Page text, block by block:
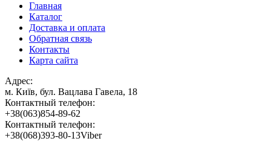
Главная
Каталог
Доставка и оплата
Обратная связь
Контакты
Карта сайта
Адрес:
м. Київ, бул. Вацлава Гавела, 18
Контактный телефон:
+38(063)854-89-62
Контактный телефон:
+38(068)393-80-13Viber